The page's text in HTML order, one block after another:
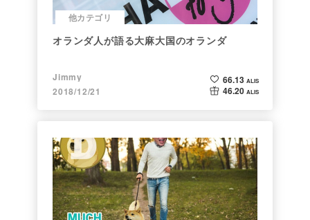
他カテゴリ
オランダ人が語る大麻大国のオランダ
Jimmy
2018/12/21
66.13 ALIS
46.20 ALIS